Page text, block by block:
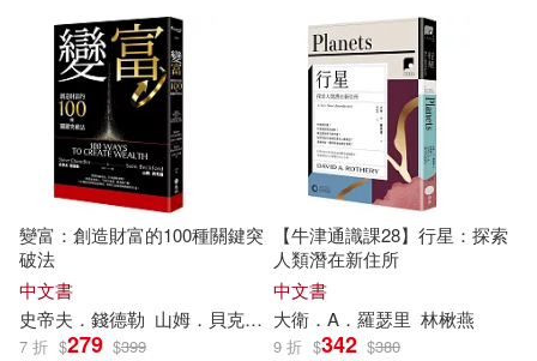
h.m.p(97) 黑心師尊(97)
宋道樹(96)
寂寞我獨走(93)
上海書畫出版社(89) 周銳(88)
商周出版(903)
吉林出版集團有限責任公司(898)
華東師範大學出版社(880)
中華書局(819)
變富：創造財富的100種關鍵突
破法
中文書
史帝夫． 錢德勒 山姆．貝克福 文佳
7 折 $279 $399
【牛津通識課28】行星：探索
人類潛在新住所
中文書
大衛 ．A．羅瑟里 林楸燕
9 折 $342 $380